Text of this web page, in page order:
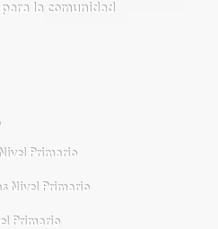
la comunidad
Primario
Nivel Primario
Primario